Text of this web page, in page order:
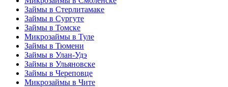
Займы в Стерлитамаке
Займы в Сургуте
Займы в Томске
Микрозаймы в Туле
Займы в Тюмени
Займы в Улан-Удэ
Займы в Ульяновске
Займы в Череповце
Микрозаймы в Чите